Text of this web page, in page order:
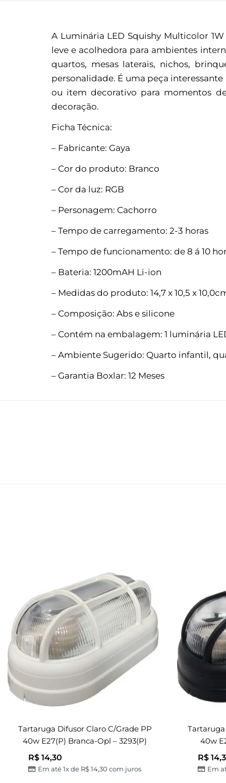
A Luminária LED Squishy Multicolor
leve e acolhedora para ambientes
quartos, mesas laterais, nichos,
personalidade. É uma peça
ou item decorativo para momentos
decoração.
Ficha Técnica:
– Fabricante: Gaya
– Cor do produto: Branco
– Cor da luz: RGB
– Personagem: Cachorro
– Tempo de carregamento: 2-3 horas
– Tempo de funcionamento: de 8 á 10
– Bateria: 1200mAH Li-ion
– Medidas do produto: 14,7 x 10,5 x
– Composição: Abs e silicone
– Contém na embalagem: 1 luminária
– Ambiente Sugerido: Quarto infantil,
– Garantia Boxlar: 12 Meses
Tartaruga Difusor Claro C/grade PP
40w E27(p) Branca-Opl – 3293(P)
R$ 14,30
Em até 1x de R$14,30 com juros
40w
R$
Em